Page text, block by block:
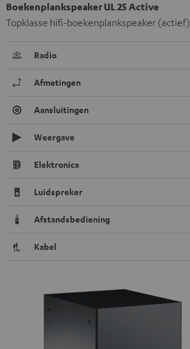
Boekenplankspeaker UL 25 Active
Topklasse hifi-boekenplankspeaker (actief)
Radio
Afmetingen
Aansluitingen
Weergave
Elektronica
Luidspreker
Afstandsbediening
Kabel